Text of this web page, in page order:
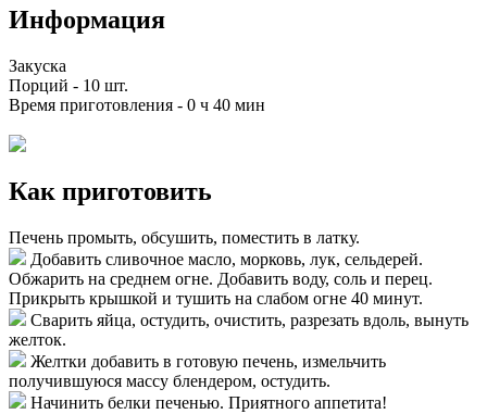
Информация
Закуска
Порций - 10 шт.
Время приготовления - 0 ч 40 мин
Как приготовить
Печень промыть, обсушить, поместить в латку.
Добавить сливочное масло, морковь, лук, сельдерей.
Обжарить на среднем огне. Добавить воду, соль и перец.
Прикрыть крышкой и тушить на слабом огне 40 минут.
Сварить яйца, остудить, очистить, разрезать вдоль, вынуть
желток.
Желтки добавить в готовую печень, измельчить
получившуюся массу блендером, остудить.
Начинить белки печенью. Приятного аппетита!